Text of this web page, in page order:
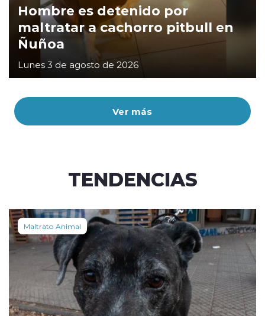
Ver más
Hombre es detenido por
maltratar a cachorro pitbull en
Ñuñoa
Lunes 3 de agosto de 2026
TENDENCIAS
Maltrato Animal